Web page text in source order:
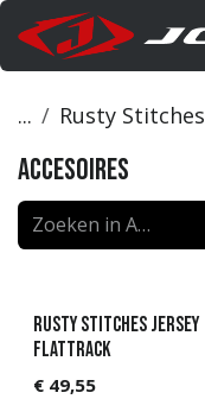
Overslaan naar inhoud
... Rusty Stitches
Accesoires
Rusty Stitches Jersey
Flattrack
€ 49,55